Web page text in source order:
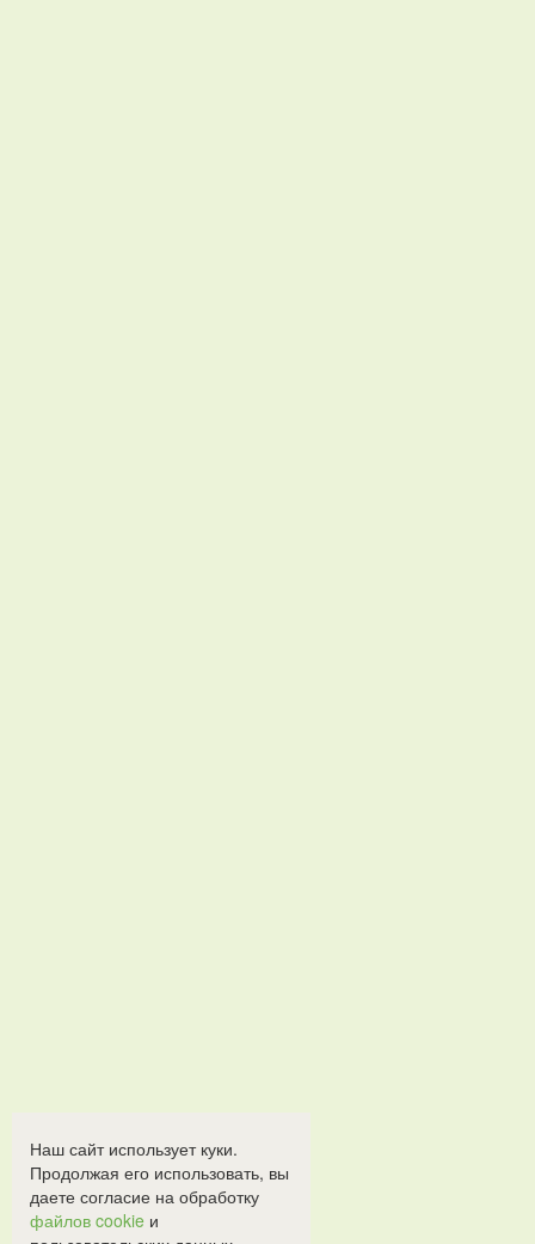
Наш сайт использует куки.
Продолжая его использовать, вы
даете согласие на обработку
файлов cookie и